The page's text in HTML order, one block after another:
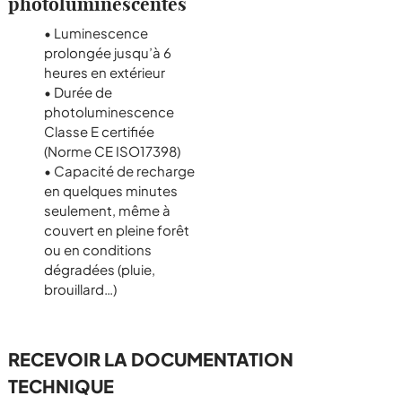
• Luminescence
prolongée jusqu’à 6
heures en extérieur
• Durée de
photoluminescence
Classe E certifiée
(Norme CE ISO17398)
• Capacité de recharge
en quelques minutes
seulement, même à
couvert en pleine forêt
ou en conditions
dégradées (pluie,
brouillard…)
RECEVOIR LA DOCUMENTATION
TECHNIQUE